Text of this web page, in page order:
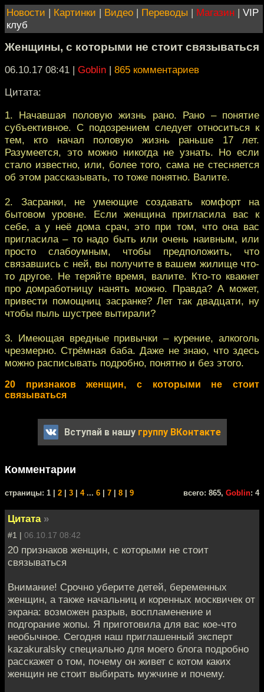
Новости | Картинки | Видео | Переводы | Магазин | VIP
клуб
Женщины, с которыми не стоит связываться
06.10.17 08:41 | Goblin | 865 комментариев
Цитата:
1. Начавшая половую жизнь рано. Рано – понятие
субъективное. С подозрением следует относиться к
тем, кто начал половую жизнь раньше 17 лет.
Разумеется, это можно никогда не узнать. Но если
стало известно, или, более того, сама не стесняется
об этом рассказывать, то тоже понятно. Валите.
2. Засранки, не умеющие создавать комфорт на
бытовом уровне. Если женщина пригласила вас к
себе, а у неё дома срач, это при том, что она вас
пригласила – то надо быть или очень наивным, или
просто слабоумным, чтобы предположить, что
связавшись с ней, вы получите в вашем жилище что-
то другое. Не теряйте время, валите. Кто-то квакнет
про домработницу нанять можно. Правда? А может,
привести помощниц засранке? Лет так двадцати, ну
чтобы пыль шустрее вытирали?
3. Имеющая вредные привычки – курение, алкоголь
чрезмерно. Стрёмная баба. Даже не знаю, что здесь
можно расписывать подробно, понятно и без этого.
20 признаков женщин, с которыми не стоит
связываться
Вступай в нашу группу ВКонтакте
Комментарии
cтраницы: 1 | 2 3 4... 6 7 8 9 всего: 865, Goblin: 4
Цитата »
#1 | 06.10.17 08:42
20 признаков женщин, с которыми не стоит
связываться
Внимание! Срочно уберите детей, беременных
женщин, а также начальниц и коренных москвичек от
экрана: возможен разрыв, воспламенение и
подгорание жопы. Я приготовила для вас кое-что
необычное. Сегодня наш приглашенный эксперт
kazakuralsky специально для моего блога подробно
расскажет о том, почему он живет с котом каких
женщин не стоит выбирать мужчине и почему.